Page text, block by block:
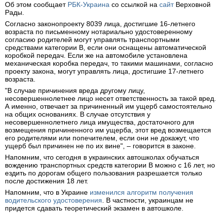
Об этом сообщает РБК-Украина со ссылкой на сайтВерховной
Рады.
Согласно законопроекту 8039 лица, достигшие 16-летнего
возраста по письменному нотариально удостоверенному
согласию родителей могут управлять транспортными
средствами категории В, если они оснащены автоматической
коробкой передач. Если же на автомобиле установлена
механическая коробка передач, то такими машинами, согласно
проекту закона, могут управлять лица, достигшие 17-летнего
возраста.
"В случае причинения вреда другому лицу,
несовершеннолетнее лицо несет ответственность за такой вред.
А именно, отвечает за причиненный им ущерб самостоятельно
на общих основаниях. В случае отсутствия у
несовершеннолетнего лица имущества, достаточного для
возмещения причиненного им ущерба, этот вред возмещается
его родителями или попечителем, если они не докажут, что
ущерб был причинен не по их вине", – говорится в законе.
Напомним, что сегодня в украинских автошколах обучаться
вождению транспортных средств категории В можно с 16 лет, но
ездить по дорогам общего пользования разрешается только
после достижения 18 лет.
Напомним, что в Украине изменился алгоритм получения
водительского удостоверения . В частности, украинцам не
придется сдавать теоретический экзамен в автошколе.